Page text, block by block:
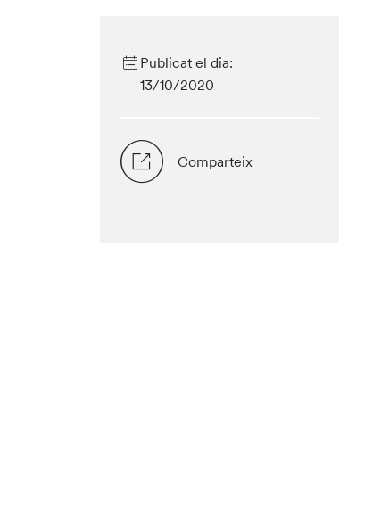
Publicat el dia:
13/10/2020
Comparteix